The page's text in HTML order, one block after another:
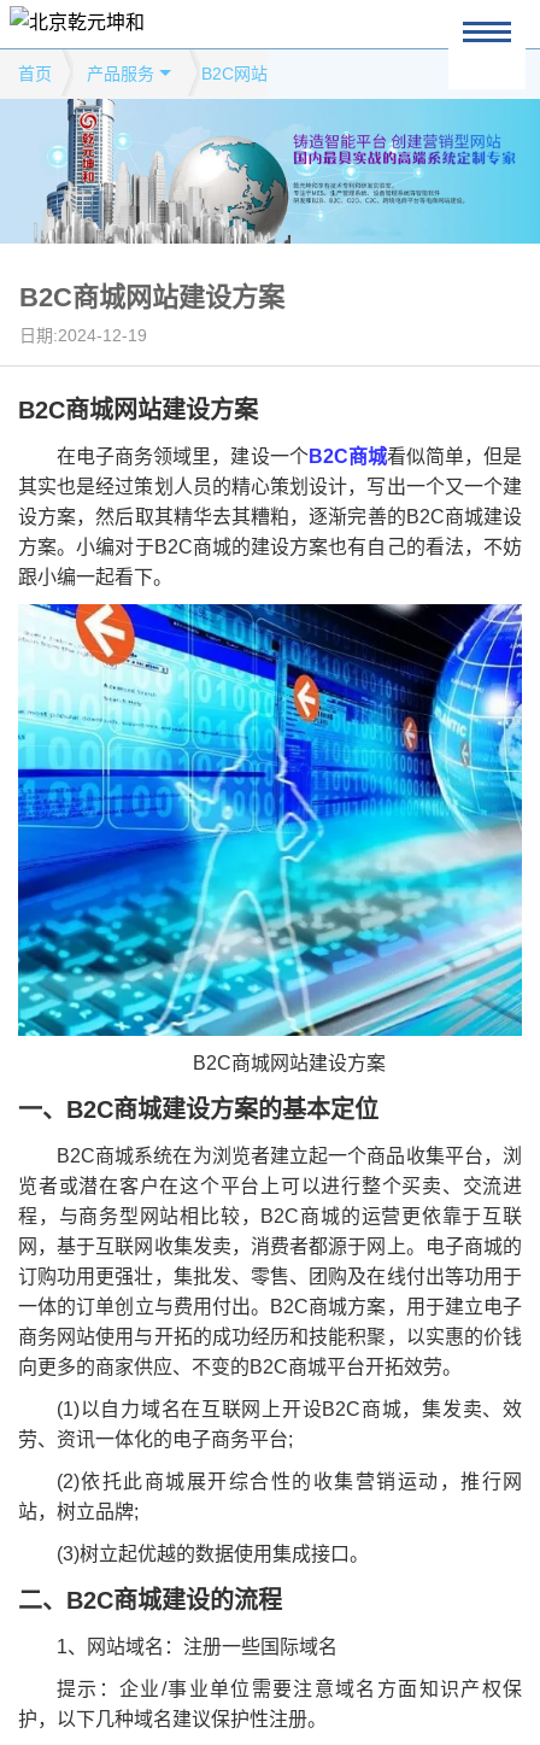
首页 产品服务 B2C网站
B2C商城网站建设方案
日期:2024-12-19
B2C商城网站建设方案
在电子商务领域里，建设一个B2C商城看似简单，但是
其实也是经过策划人员的精心策划设计，写出一个又一个建
设方案，然后取其精华去其糟粕，逐渐完善的B2C商城建设
方案。小编对于B2C商城的建设方案也有自己的看法，不妨
跟小编一起看下。
B2C商城网站建设方案
一、B2C商城建设方案的基本定位
B2C商城系统在为浏览者建立起一个商品收集平台，浏
览者或潜在客户在这个平台上可以进行整个买卖、交流进
程，与商务型网站相比较，B2C商城的运营更依靠于互联
网，基于互联网收集发卖，消费者都源于网上。电子商城的
订购功用更强壮，集批发、零售、团购及在线付出等功用于
一体的订单创立与费用付出。B2C商城方案，用于建立电子
商务网站使用与开拓的成功经历和技能积聚，以实惠的价钱
向更多的商家供应、不变的B2C商城平台开拓效劳。
(1)以自力域名在互联网上开设B2C商城，集发卖、效
劳、资讯一体化的电子商务平台;
(2)依托此商城展开综合性的收集营销运动，推行网
站，树立品牌;
(3)树立起优越的数据使用集成接口。
二、B2C商城建设的流程
1、网站域名：注册一些国际域名
提示：企业/事业单位需要注意域名方面知识产权保
护，以下几种域名建议保护性注册。